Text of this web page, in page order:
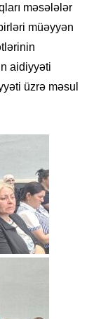
məsələlər
müəyyən
aidiyyəti
üzrə məsul